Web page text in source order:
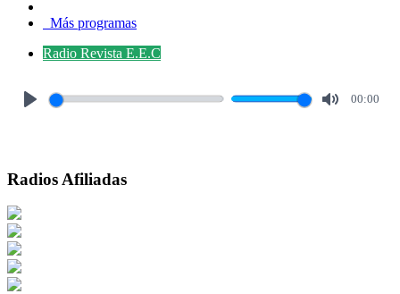
Más programas
Radio Revista E.E.C
00:00
Radios Afiliadas